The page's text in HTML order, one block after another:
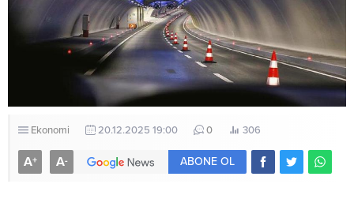
Ekonomi 20.12.2025 19:00 0 306
A+ A- ABONE OL